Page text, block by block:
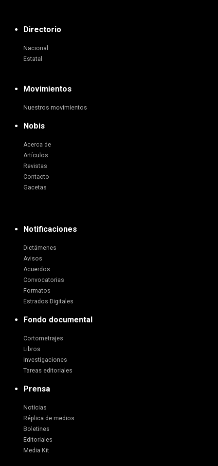
Directorio
Nacional
Estatal
Movimientos
Nuestros movimientos
Nobis
Acerca de
Artículos
Revistas
Contacto
Gacetas
Notificaciones
Dictámenes
Avisos
Acuerdos
Convocatorias
Formatos
Estrados Digitales
Fondo documental
Cortometrajes
Libros
Investigaciones
Tareas editoriales
Prensa
Noticias
Réplica de medios
Boletines
Editoriales
Media Kit